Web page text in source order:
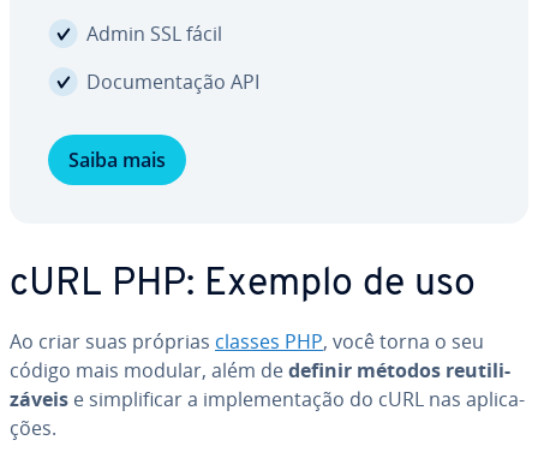
Admin SSL fácil
Do­cu­men­ta­ção API
Saiba mais
cURL PHP: Exemplo de uso
Ao criar suas próprias classes PHP, você torna o seu
código mais modular, além dedefinir métodos reu­ti­li­
zá­veis e sim­pli­fi­car a im­ple­men­ta­ção do cURL nas apli­ca­
ções.